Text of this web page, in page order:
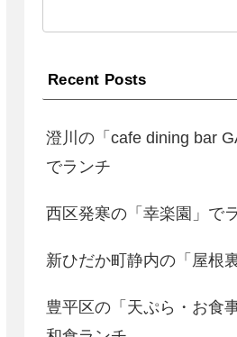
Recent Posts
澄川の「cafe dining bar
でランチ
西区発寒の「幸楽園」で
新ひだか町静内の「屋根
豊平区の「天ぷら・お食